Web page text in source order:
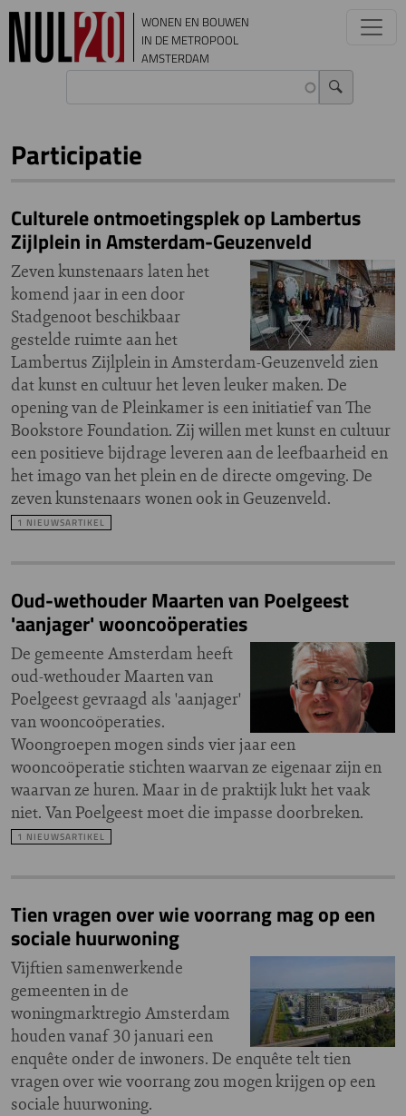
Overslaan en naar de inhoud gaan
WONEN EN BOUWEN
IN DE METROPOOL
AMSTERDAM
Participatie
Culturele ontmoetingsplek op Lambertus
Zijlplein in Amsterdam-Geuzenveld
Zeven kunstenaars laten het
komend jaar in een door
Stadgenoot beschikbaar
gestelde ruimte aan het
Lambertus Zijlplein in Amsterdam-Geuzenveld zien
dat kunst en cultuur het leven leuker maken. De
opening van de Pleinkamer is een initiatief van The
Bookstore Foundation. Zij willen met kunst en cultuur
een positieve bijdrage leveren aan de leefbaarheid en
het imago van het plein en de directe omgeving. De
zeven kunstenaars wonen ook in Geuzenveld.
1 NIEUWSARTIKEL
Oud-wethouder Maarten van Poelgeest
'aanjager' wooncoöperaties
De gemeente Amsterdam heeft
oud-wethouder Maarten van
Poelgeest gevraagd als 'aanjager'
van wooncoöperaties.
Woongroepen mogen sinds vier jaar een
wooncoöperatie stichten waarvan ze eigenaar zijn en
waarvan ze huren. Maar in de praktijk lukt het vaak
niet. Van Poelgeest moet die impasse doorbreken.
1 NIEUWSARTIKEL
Tien vragen over wie voorrang mag op een
sociale huurwoning
Vijftien samenwerkende
gemeenten in de
woningmarktregio Amsterdam
houden vanaf 30 januari een
enquête onder de inwoners. De enquête telt tien
vragen over wie voorrang zou mogen krijgen op een
sociale huurwoning.